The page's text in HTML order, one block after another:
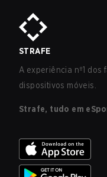
STRAFE
A experiência nº1 dos
dispositivos móveis.
Strafe, tudo em